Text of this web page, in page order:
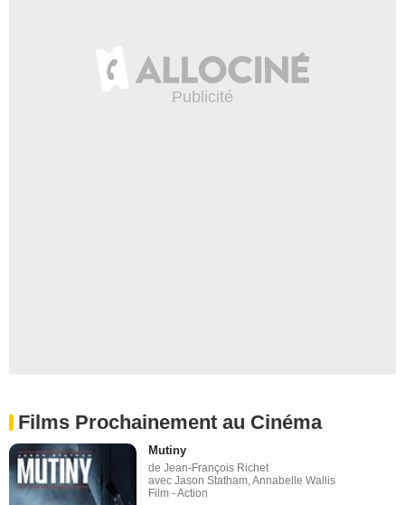
Films Prochainement au Cinéma
Mutiny
de Jean-François Richet
avec Jason Statham, Annabelle Wallis
Film - Action